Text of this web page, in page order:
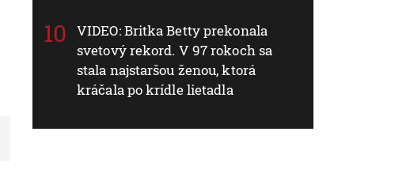
VIDEO: Britka Betty prekonala
svetový rekord. V 97 rokoch sa
stala najstaršou ženou, ktorá
kráčala po krídle lietadla